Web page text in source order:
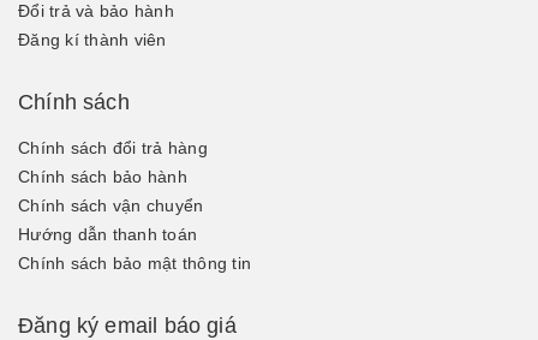
Đổi trả và bảo hành
Đăng kí thành viên
Chính sách
Chính sách đổi trả hàng
Chính sách bảo hành
Chính sách vận chuyển
Hướng dẫn thanh toán
Chính sách bảo mật thông tin
Đăng ký email báo giá